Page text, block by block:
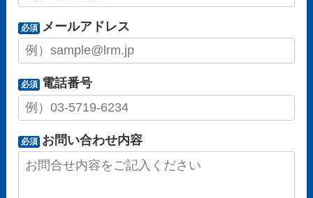
必須 メールアドレス
必須 電話番号
必須 お問い合わせ内容